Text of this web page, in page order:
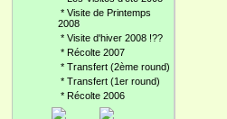
* Visite de Printemps
2008
* Visite d'hiver 2008 !??
* Récolte 2007
* Transfert (2ème round)
* Transfert (1er round)
* Récolte 2006